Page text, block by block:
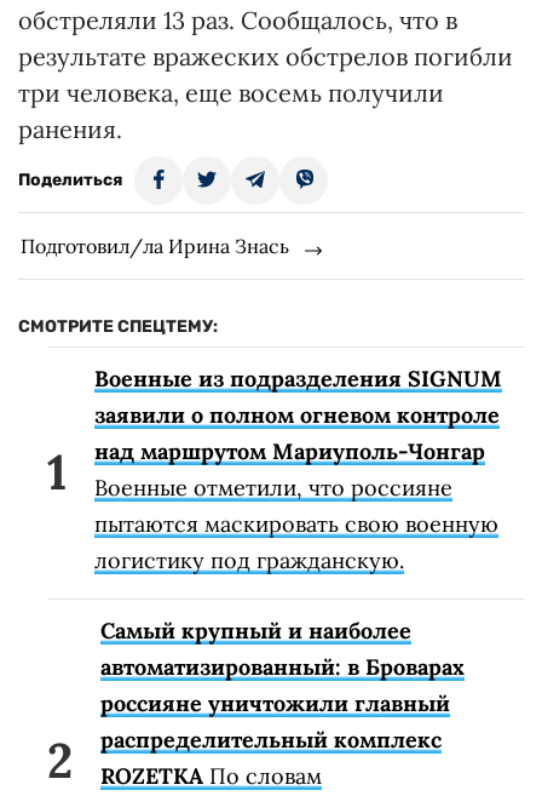
обстреляли 13 раз. Сообщалось, что в
результате вражеских обстрелов погибли
три человека, еще восемь получили
ранения.
Поделиться
Подготовил/ла Ирина Знась
СМОТРИТЕ СПЕЦТЕМУ:
Военные из подразделения SIGNUM
заявили о полном огневом контроле
над маршрутом Мариуполь-Чонгар
Военные отметили, что россияне
пытаются маскировать свою военную
логистику под гражданскую.
Самый крупный и наиболее
автоматизированный: в Броварах
россияне уничтожили главный
распределительный комплекс
ROZETKA По словам